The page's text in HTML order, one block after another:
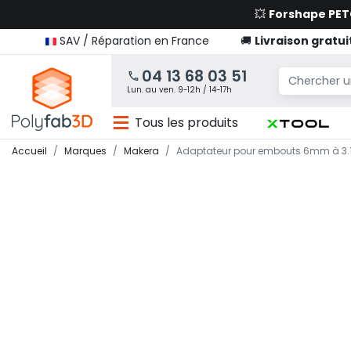
💥 Forshape
SAV / Réparation en France
🚚 Livraison
04 13 68 03 51
Lun. au ven. 9-12h / 14-17h
Tous les produits
Accueil Marques Makera Adaptateur pour embouts 6mm à